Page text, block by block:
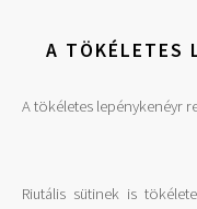
A TÖKÉLETES
A tökéletes lepénykenéyr
Riutális sütinek is